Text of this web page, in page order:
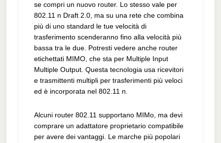
se compri un nuovo router. Lo stesso vale per
802.11 n Draft 2.0, ma su una rete che combina
più di uno standard le tue velocità di
trasferimento scenderanno fino alla velocità più
bassa tra le due. Potresti vedere anche router
etichettati MIMO, che sta per Multiple Input
Multiple Output. Questa tecnologia usa ricevitori
e trasmittenti multipli per trasferimenti più veloci
ed è incorporata nel 802.11 n.
Alcuni router 802.11 supportano MIMo, ma devi
comprare un adattatore proprietario compatibile
per avere dei vantaggi. Le marche più popolari